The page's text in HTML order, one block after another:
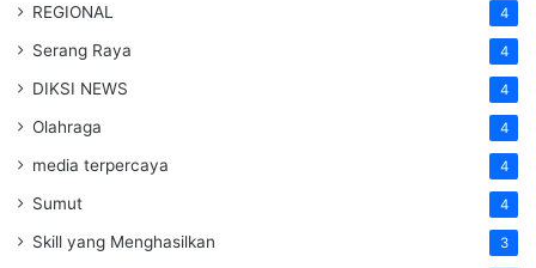
REGIONAL 4
Serang Raya 4
DIKSI NEWS 4
Olahraga 4
media terpercaya 4
Sumut 4
Skill yang Menghasilkan 3